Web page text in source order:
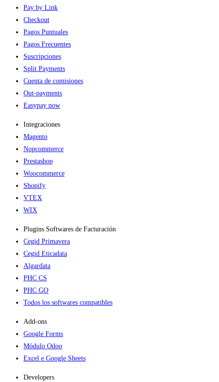
Pay by Link
Checkout
Pagos Puntuales
Pagos Frecuentes
Suscripciones
Split Payments
Cuenta de comisiones
Out-payments
Easypay now
Integraciones
Magento
Nopcommerce
Prestashop
Woocommerce
Shopify
VTEX
WIX
Plugins Softwares de Facturación
Cegid Primavera
Cegid Eticadata
Algardata
PHC CS
PHC GO
Todos los softwares compatibles
Add-ons​
Google Forms
Módulo Odoo
Excel e Google Sheets
Developers